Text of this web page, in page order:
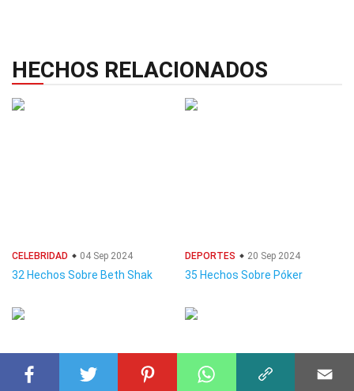
HECHOS RELACIONADOS
CELEBRIDAD 04 Sep 2024
32 Hechos Sobre Beth Shak
DEPORTES 20 Sep 2024
35 Hechos Sobre Póker